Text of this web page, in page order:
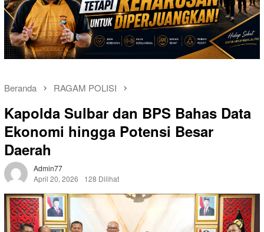
Beranda RAGAM POLISI
Kapolda Sulbar dan BPS Bahas Data
Ekonomi hingga Potensi Besar
Daerah
Admin77
April 20, 2026
128 Dilihat